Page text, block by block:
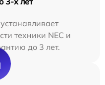
техники NEC и
до 3 лет.